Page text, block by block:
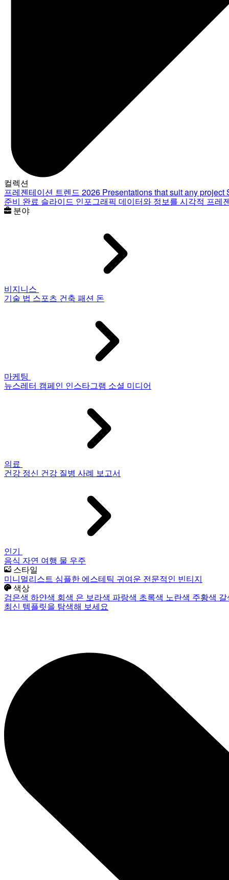
컬렉션
프레젠테이션 트렌드 2026 Presentations that suit any project
준비 완료 슬라이드 인포그래픽 데이터와 정보를 시각적 프레
분야
비지니스
기술 법 스포츠 건축 패션 돈
마케팅
뉴스레터 캠페인 인스타그램 소셜 미디어
의료
건강 정신 건강 질병 사례 보고서
인기
음식 자연 여행 물 우주
스타일
미니멀리스트 심플한 에스테틱 귀여운 전문적인 빈티지
색상
검은색 하얀색 회색 은 보라색 파랑색 초록색 노란색 주황색
최신 템플릿을 탐색해 보세요